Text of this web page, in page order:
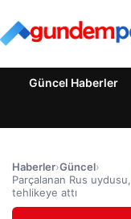
Güncel Haberler
Haberler›Güncel›
Parçalanan Rus
tehlikeye attı